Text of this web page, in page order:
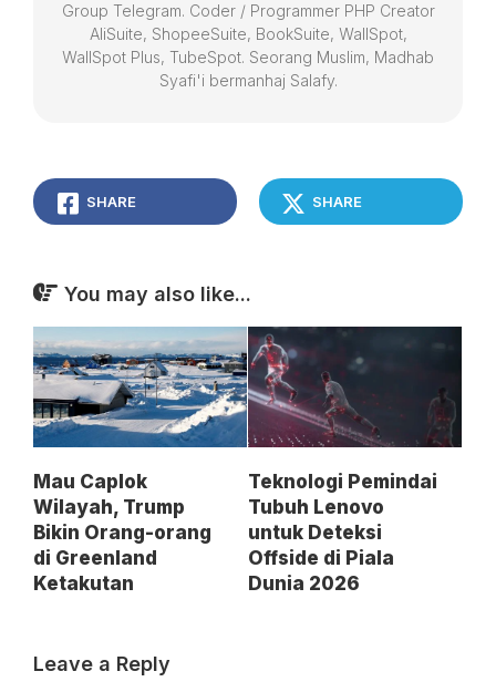
Group Telegram. Coder / Programmer PHP Creator
AliSuite, ShopeeSuite, BookSuite, WallSpot,
WallSpot Plus, TubeSpot. Seorang Muslim, Madhab
Syafi'i bermanhaj Salafy.
SHARE SHARE
You may also like...
Mau Caplok
Wilayah, Trump
Bikin Orang-orang
di Greenland
Ketakutan
Teknologi Pemindai
Tubuh Lenovo
untuk Deteksi
Offside di Piala
Dunia 2026
Leave a Reply